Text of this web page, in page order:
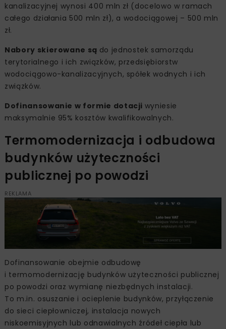
kanalizacyjnej wynosi 400 mln zł (docelowo w ramach
całego działania 500 mln zł), a wodociągowej – 500 mln
zł.
Nabory skierowane są do jednostek samorządu
terytorialnego i ich związków, przedsiębiorstw
wodociągowo-kanalizacyjnych, spółek wodnych i ich
związków.
Dofinansowanie w formie dotacji wyniesie
maksymalnie 95% kosztów kwalifikowalnych.
Termomodernizacja i odbudowa
budynków użyteczności
publicznej po powodzi
REKLAMA
Dofinansowanie obejmie odbudowę
i termomodernizację budynków użyteczności publicznej
po powodzi oraz wymianę niezbędnych instalacji.
To m.in. osuszanie i ocieplenie budynków, przyłączenie
do sieci ciepłowniczej, instalacja nowych
niskoemisyjnych lub odnawialnych źródeł ciepła lub